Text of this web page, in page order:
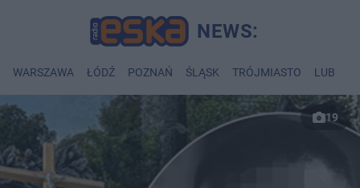
WARSZAWA ŁÓDŹ POZNAŃ ŚLĄSK TRÓJMIASTO LUBLIN
19